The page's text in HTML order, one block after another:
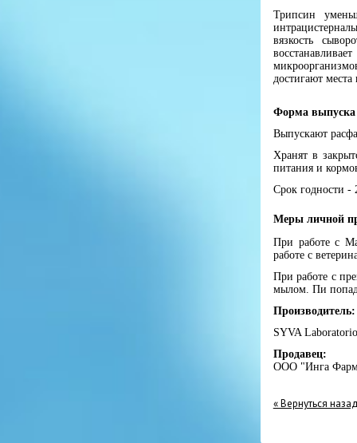
Трипсин
вязкость
достигают
Форма выпуска
Выпускают
Хранят в
питания и
Срок годности -
Меры личной
При работе с
работе с
При работе с
мылом. Пи
Производитель:
SYVA
Продавец:
ООО "Инга
« Вернуться